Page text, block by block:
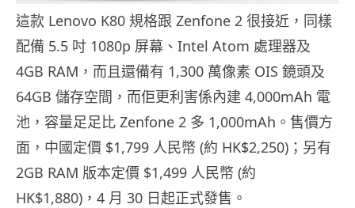
這款 Lenovo K80 規格跟 Zenfone 2 很接近，同樣
配備 5.5 吋 1080p 屏幕、Intel Atom 處理器及
4GB RAM，而且還備有 1,300 萬像素 OIS 鏡頭及
64GB 儲存空間，而佢更利害係內建 4,000mAh 電
池，容量足足比 Zenfone 2 多 1,000mAh。售價方
面，中國定價 $1,799 人民幣 (約 HK$2,250)；另有
2GB RAM 版本定價 $1,499 人民幣 (約
HK$1,880)，4 月 30 日起正式發售。